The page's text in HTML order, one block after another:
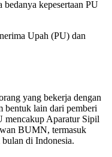
kepesertaan PU
Upah (PU) dan
yang bekerja dengan
bentuk lain dari pemberi
mencakup Aparatur Sipil
BUMN, termasuk
di Indonesia.